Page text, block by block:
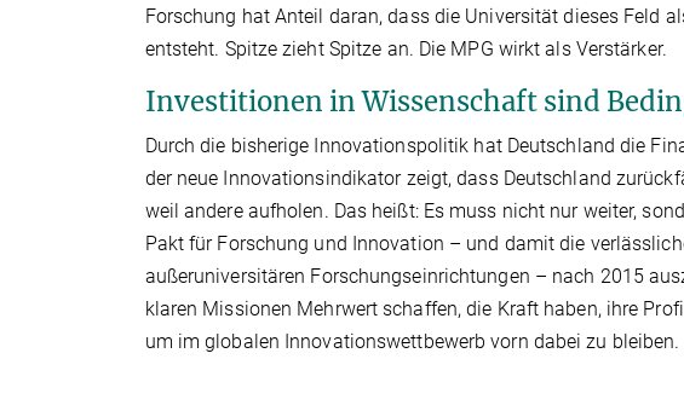
Forschung hat Anteil daran, dass die Universität dieses Feld
entsteht. Spitze zieht Spitze an. Die MPG wirkt als Verstärker.
Investitionen in Wissenschaft sind
Durch die bisherige Innovationspolitik hat Deutschland die
der neue Innovationsindikator zeigt, dass Deutschland
weil andere aufholen. Das heißt: Es muss nicht nur weiter,
Pakt für Forschung und Innovation – und damit die
außeruniversitären Forschungseinrichtungen – nach 2015
klaren Missionen Mehrwert schaffen, die Kraft haben, ihre
um im globalen Innovationswettbewerb vorn dabei zu bleiben.